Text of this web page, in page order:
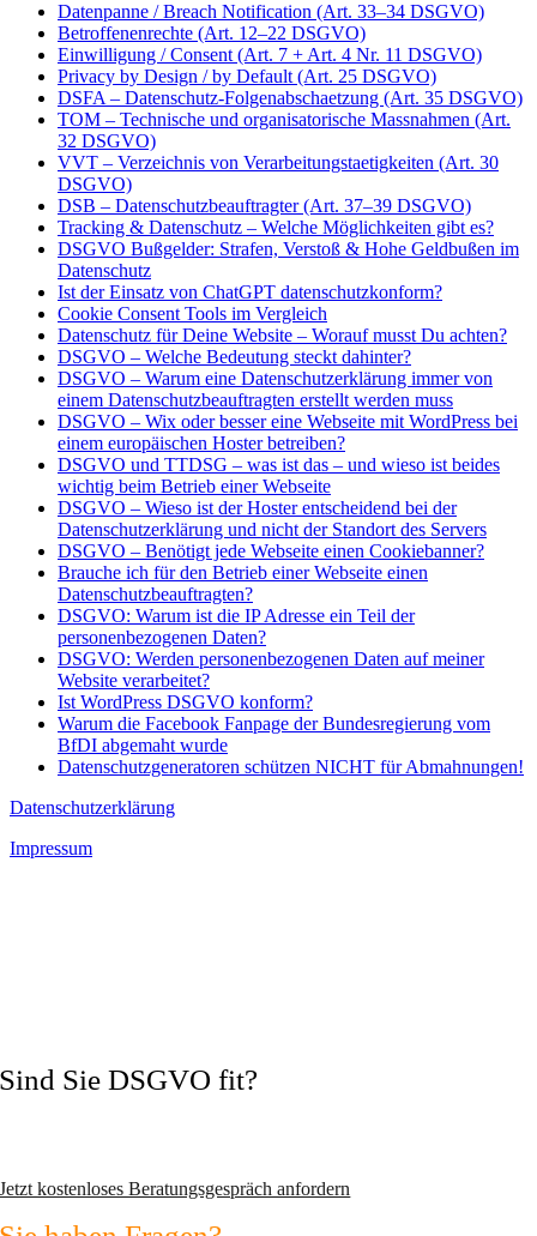
Datenpanne / Breach Notification (Art. 33–34 DSGVO)
Betroffenenrechte (Art. 12–22 DSGVO)
Einwilligung / Consent (Art. 7 + Art. 4 Nr. 11 DSGVO)
Privacy by Design / by Default (Art. 25 DSGVO)
DSFA – Datenschutz-Folgenabschaetzung (Art. 35 DSGVO)
TOM – Technische und organisatorische Massnahmen (Art.
32 DSGVO)
VVT – Verzeichnis von Verarbeitungstaetigkeiten (Art. 30
DSGVO)
DSB – Datenschutzbeauftragter (Art. 37–39 DSGVO)
Tracking & Datenschutz – Welche Möglichkeiten gibt es?
DSGVO Bußgelder: Strafen, Verstoß & Hohe Geldbußen im
Datenschutz
Ist der Einsatz von ChatGPT datenschutzkonform?
Cookie Consent Tools im Vergleich
Datenschutz für Deine Website – Worauf musst Du achten?
DSGVO – Welche Bedeutung steckt dahinter?
DSGVO – Warum eine Datenschutzerklärung immer von
einem Datenschutzbeauftragten erstellt werden muss
DSGVO – Wix oder besser eine Webseite mit WordPress bei
einem europäischen Hoster betreiben?
DSGVO und TTDSG – was ist das – und wieso ist beides
wichtig beim Betrieb einer Webseite
DSGVO – Wieso ist der Hoster entscheidend bei der
Datenschutzerklärung und nicht der Standort des Servers
DSGVO – Benötigt jede Webseite einen Cookiebanner?
Brauche ich für den Betrieb einer Webseite einen
Datenschutzbeauftragten?
DSGVO: Warum ist die IP Adresse ein Teil der
personenbezogenen Daten?
DSGVO: Werden personenbezogenen Daten auf meiner
Website verarbeitet?
Ist WordPress DSGVO konform?
Warum die Facebook Fanpage der Bundesregierung vom
BfDI abgemaht wurde
Datenschutzgeneratoren schützen NICHT für Abmahnungen!
Datenschutzerklärung
Impressum
Sind Sie DSGVO fit?
Jetzt kostenloses Beratungsgespräch anfordern